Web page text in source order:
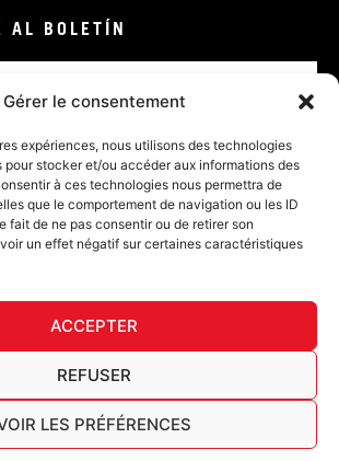
Gérer le consentement
expériences, nous utilisons des technologies
pour stocker et/ou accéder aux informations des
à ces technologies nous permettra de
que le comportement de navigation ou les ID
fait de ne pas consentir ou de retirer son
un effet négatif sur certaines caractéristiques
ACCEPTER
REFUSER
LES PRÉFÉRENCES
AL BOLETÍN
FURY TIPS